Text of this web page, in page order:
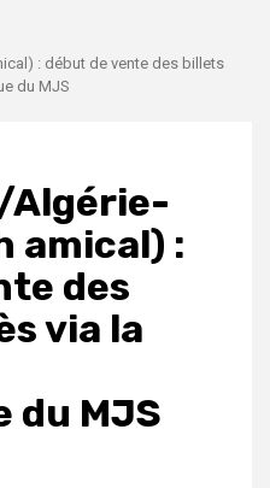
: début de vente des billets
du MJS
Algérie-
amical) :
des
via la
du MJS